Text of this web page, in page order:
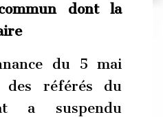
dont la
du 5 mai
référés du
a suspendu